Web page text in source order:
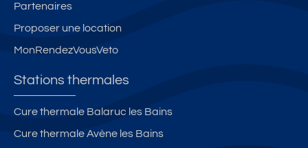
Partenaires
Proposer une location
MonRendezVousVeto
Stations thermales
Cure thermale Balaruc les Bains
Cure thermale Avène les Bains